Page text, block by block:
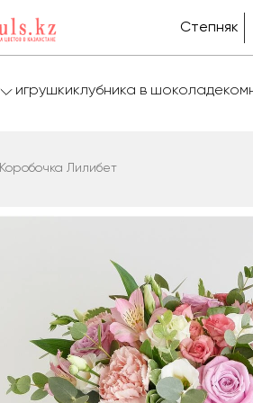
Степняк
игрушкиклубника в шоколаде
Коробочка Лилибет